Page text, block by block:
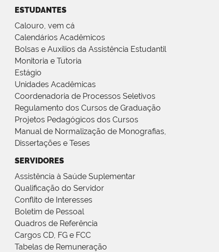
ESTUDANTES
Calouro, vem cá
Calendários Acadêmicos
Bolsas e Auxílios da Assistência Estudantil
Monitoria e Tutoria
Estágio
Unidades Acadêmicas
Coordenadoria de Processos Seletivos
Regulamento dos Cursos de Graduação
Projetos Pedagógicos dos Cursos
Manual de Normalização de Monografias,
Dissertações e Teses
SERVIDORES
Assistência à Saúde Suplementar
Qualificação do Servidor
Conflito de Interesses
Boletim de Pessoal
Quadros de Referência
Cargos CD, FG e FCC
Tabelas de Remuneração